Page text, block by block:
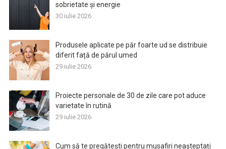
sobrietate și energie
30 iulie 2026
Produsele aplicate pe păr foarte ud se distribuie
diferit față de părul umed
29 iulie 2026
Proiecte personale de 30 de zile care pot aduce
varietate în rutină
29 iulie 2026
Cum să te pregătești pentru musafiri neașteptați